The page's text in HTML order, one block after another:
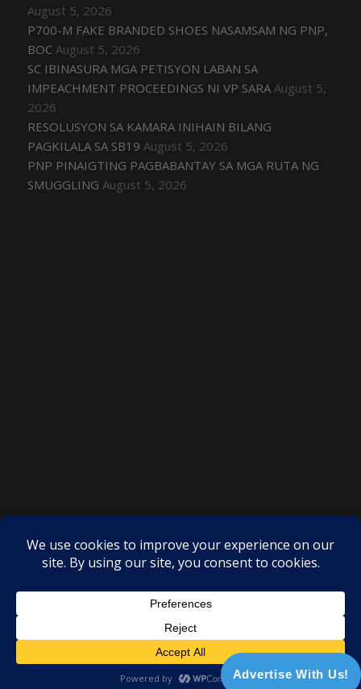
August 5, 2026
P700-M FAKE BRANDED SHOES NASAMSAM NG PNP,
BOC August 5, 2026
SC IBINASURA MGA PETISYON LABAN SA
IMPEACHMENT PROCEEDINGS NI VP SARA August 5,
2026
RESOLUSYON SA KAMARA INIHAIN BILANG
PAGKILALA SA SB19 August 5, 2026
PNP PINAIGTING PAGBABANTAY SA MGA RUTA NG
SMUGGLING August 5, 2026
Proudly powered by WordPress |Theme: SuperMag byAcme
Themes
Advertise With Us!